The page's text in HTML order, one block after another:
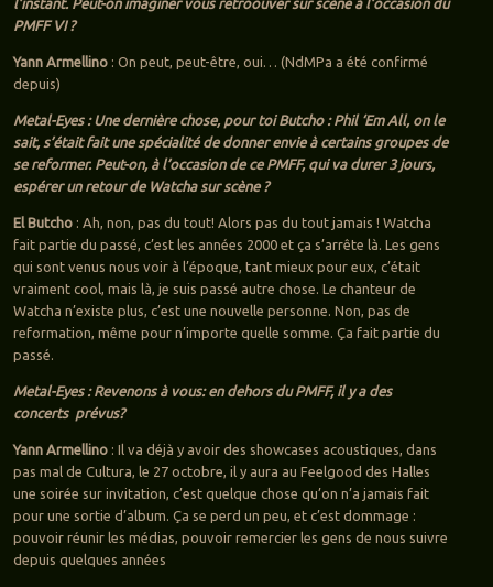
l’instant. Peut-on imaginer vous retroouver sur scène à l’occasion du
PMFF VI ?
Yann Armellino: On peut, peut-être, oui… (NdMPa a été confirmé
depuis)
Metal-Eyes : Une dernière chose, pour toi Butcho : Phil ‘Em All, on le
sait, s’était fait une spécialité de donner envie à certains groupes de
se reformer. Peut-on, à l’occasion de ce PMFF, qui va durer 3 jours,
espérer un retour de Watcha sur scène ?
El Butcho: Ah, non, pas du tout! Alors pas du tout jamais ! Watcha
fait partie du passé, c’est les années 2000 et ça s’arrête là. Les gens
qui sont venus nous voir à l’époque, tant mieux pour eux, c’était
vraiment cool, mais là, je suis passé autre chose. Le chanteur de
Watcha n’existe plus, c’est une nouvelle personne. Non, pas de
reformation, même pour n’importe quelle somme. Ça fait partie du
passé.
Metal-Eyes : Revenons à vous: en dehors du PMFF, il y a des
concerts prévus?
Yann Armellino: Il va déjà y avoir des showcases acoustiques, dans
pas mal de Cultura, le 27 octobre, il y aura au Feelgood des Halles
une soirée sur invitation, c’est quelque chose qu’on n’a jamais fait
pour une sortie d’album. Ça se perd un peu, et c’est dommage :
pouvoir réunir les médias, pouvoir remercier les gens de nous suivre
depuis quelques années